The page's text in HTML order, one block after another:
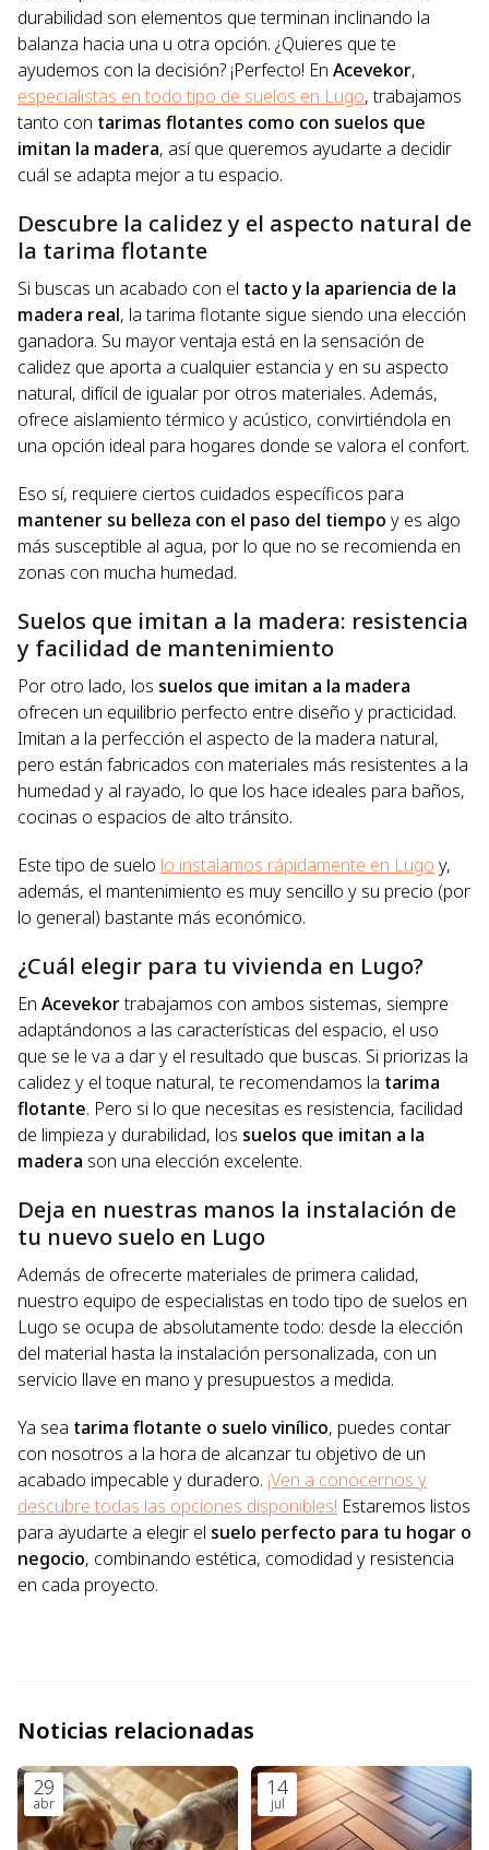
durabilidad son elementos que terminan inclinando la
balanza hacia una u otra opción. ¿Quieres que te
ayudemos con la decisión? ¡Perfecto! En Acevekor,
especialistas en todo tipo de suelos en Lugo, trabajamos
tanto con tarimas flotantes como con suelos que
imitan la madera, así que queremos ayudarte a decidir
cuál se adapta mejor a tu espacio.
Descubre la calidez y el aspecto natural de
la tarima flotante
Si buscas un acabado con el tacto y la apariencia de la
madera real, la tarima flotante sigue siendo una elección
ganadora. Su mayor ventaja está en la sensación de
calidez que aporta a cualquier estancia y en su aspecto
natural, difícil de igualar por otros materiales. Además,
ofrece aislamiento térmico y acústico, convirtiéndola en
una opción ideal para hogares donde se valora el confort.
Eso sí, requiere ciertos cuidados específicos para
mantener su belleza con el paso del tiempo y es algo
más susceptible al agua, por lo que no se recomienda en
zonas con mucha humedad.
Suelos que imitan a la madera: resistencia
y facilidad de mantenimiento
Por otro lado, los suelos que imitan a la madera
ofrecen un equilibrio perfecto entre diseño y practicidad.
Imitan a la perfección el aspecto de la madera natural,
pero están fabricados con materiales más resistentes a la
humedad y al rayado, lo que los hace ideales para baños,
cocinas o espacios de alto tránsito.
Este tipo de suelo lo instalamos rápidamente en Lugo y,
además, el mantenimiento es muy sencillo y su precio (por
lo general) bastante más económico.
¿Cuál elegir para tu vivienda en Lugo?
En Acevekortrabajamos con ambos sistemas, siempre
adaptándonos a las características del espacio, el uso
que se le va a dar y el resultado que buscas. Si priorizas la
calidez y el toque natural, te recomendamos la tarima
flotante. Pero si lo que necesitas es resistencia, facilidad
de limpieza y durabilidad, los suelos que imitan a la
madera son una elección excelente.
Deja en nuestras manos la instalación de
tu nuevo suelo en Lugo
Además de ofrecerte materiales de primera calidad,
nuestro equipo de especialistas en todo tipo de suelos en
Lugo se ocupa de absolutamente todo: desde la elección
del material hasta la instalación personalizada, con un
servicio llave en mano y presupuestos a medida.
Ya sea tarima flotante o suelo vinílico, puedes contar
con nosotros a la hora de alcanzar tu objetivo de un
acabado impecable y duradero. ¡Ven a conocernos y
descubre todas las opciones disponibles! Estaremos listos
para ayudarte a elegir el suelo perfecto para tu hogar o
negocio, combinando estética, comodidad y resistencia
en cada proyecto.
Noticias relacionadas
29
abr
14
jul